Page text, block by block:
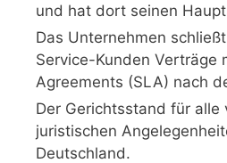
und hat dort seinen
Das Unternehmen
Service-Kunden Verträge
Agreements (SLA) nach
Der Gerichtsstand für alle
juristischen
Deutschland.